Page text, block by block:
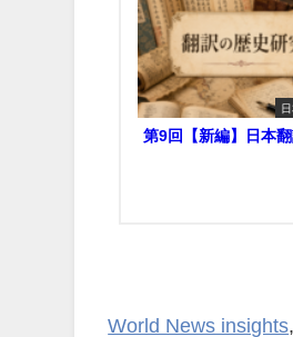
第9回【新編】日本
World News insights,